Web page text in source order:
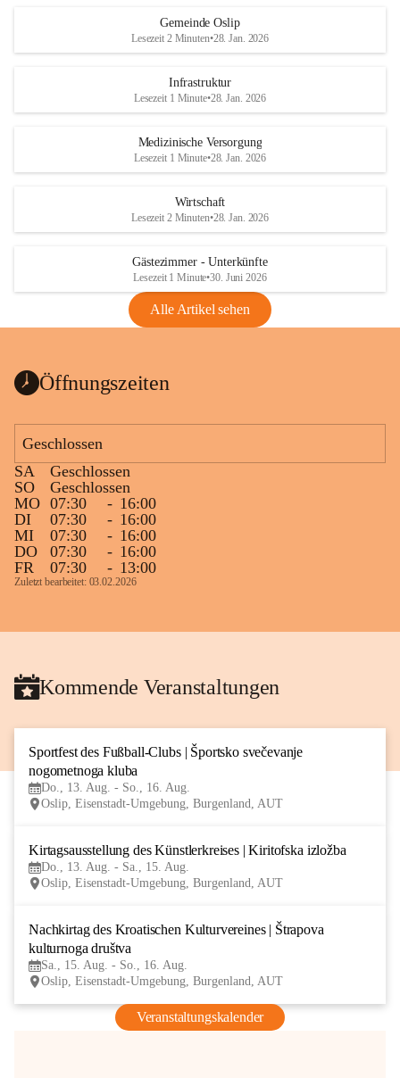
Gemeinde Oslip
Lesezeit 2 Minuten•28. Jan. 2026
Infrastruktur
Lesezeit 1 Minute•28. Jan. 2026
Medizinische Versorgung
Lesezeit 1 Minute•28. Jan. 2026
Wirtschaft
Lesezeit 2 Minuten•28. Jan. 2026
Gästezimmer - Unterkünfte
Lesezeit 1 Minute•30. Juni 2026
Alle Artikel sehen
Öffnungszeiten
Geschlossen
SA
Geschlossen
SO
Geschlossen
MO 07:30 - 16:00
DI
07:30 - 16:00
MI
07:30 - 16:00
DO
07:30 - 16:00
FR
07:30 - 13:00
Zuletzt bearbeitet: 03.02.2026
Kommende Veranstaltungen
Sportfest des Fußball-Clubs | Športsko svečevanje
nogometnoga kluba
Do., 13. Aug. - So., 16. Aug.
Oslip, Eisenstadt-Umgebung, Burgenland, AUT
Kirtagsausstellung des Künstlerkreises | Kiritofska izložba
Do., 13. Aug. - Sa., 15. Aug.
Oslip, Eisenstadt-Umgebung, Burgenland, AUT
Nachkirtag des Kroatischen Kulturvereines | Štrapova
kulturnoga društva
Sa., 15. Aug. - So., 16. Aug.
Oslip, Eisenstadt-Umgebung, Burgenland, AUT
Veranstaltungskalender